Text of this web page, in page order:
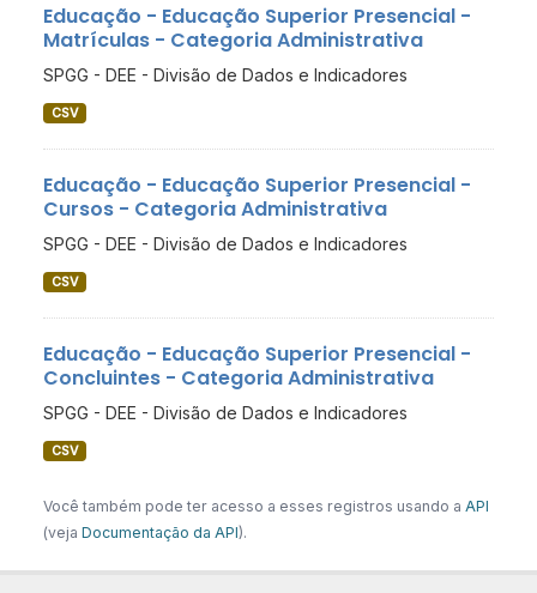
Educação - Educação Superior Presencial -
Matrículas - Categoria Administrativa
SPGG - DEE - Divisão de Dados e Indicadores
CSV
Educação - Educação Superior Presencial -
Cursos - Categoria Administrativa
SPGG - DEE - Divisão de Dados e Indicadores
CSV
Educação - Educação Superior Presencial -
Concluintes - Categoria Administrativa
SPGG - DEE - Divisão de Dados e Indicadores
CSV
Você também pode ter acesso a esses registros usando a API
(veja Documentação da API).